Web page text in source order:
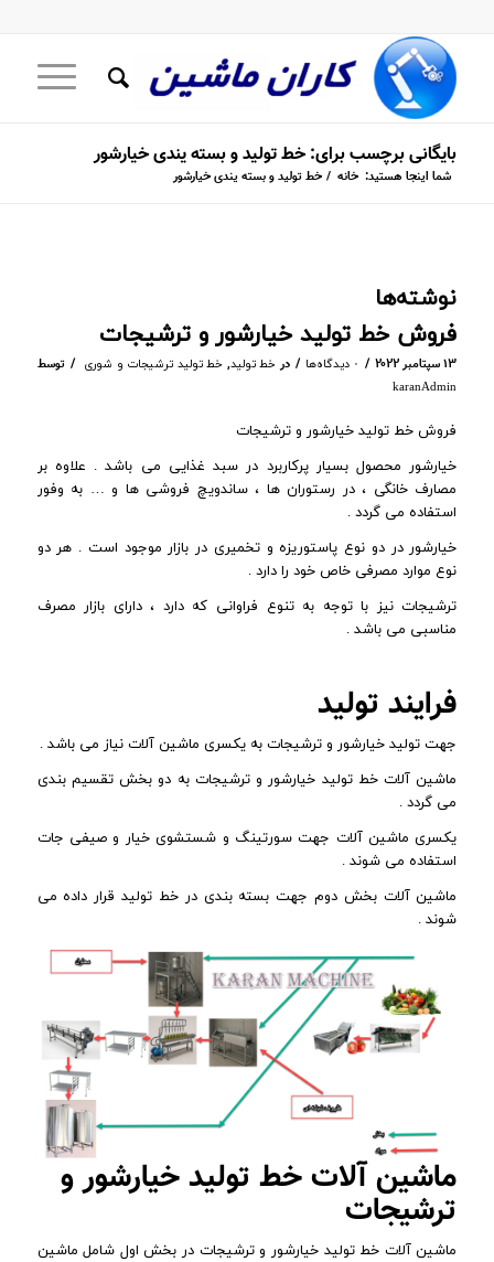
بایگانی برچسب برای: خط تولید و بسته یندی خیارشور
شما اینجا هستید: خانه / خط تولید و بسته یندی خیارشور
نوشته‌ها
فروش خط تولید خیارشور و ترشیجات
۱۳ سپتامبر ۲۰۲۲ / ۰ دیدگاه‌ها / در خط تولید, خط تولید ترشیجات و شوری / توسط
karanAdmin
فروش خط تولید خیارشور و ترشیجات
خیارشور محصول بسیار پرکاربرد در سبد غذایی می باشد . علاوه بر
مصارف خانگی ، در رستوران ها ، ساندویچ فروشی ها و … به وفور
استفاده می گردد .
خیارشور در دو نوع پاستوریزه و تخمیری در بازار موجود است . هر دو
نوع موارد مصرفی خاص خود را دارد .
ترشیجات نیز با توجه به تنوع فراوانی که دارد ، دارای بازار مصرف
مناسبی می باشد .
فرایند تولید
جهت تولید خیارشور و ترشیجات به یکسری ماشین آلات نیاز می باشد .
ماشین آلات خط تولید خیارشور و ترشیجات به دو بخش تقسیم بندی
می گردد .
یکسری ماشین آلات جهت سورتینگ و شستشوی خیار و صیفی جات
استفاده می شوند .
ماشین آلات بخش دوم جهت بسته بندی در خط تولید قرار داده می
شوند .
ماشین آلات خط تولید خیارشور و
ترشیجات
ماشین آلات خط تولید خیارشور و ترشیجات در بخش اول شامل ماشین